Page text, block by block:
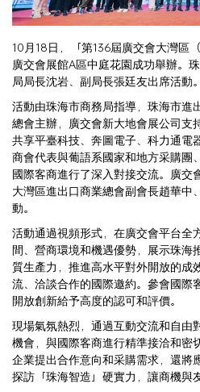
10月18日，「第136屆廣交會大灣區
廣交會展館A區中庭花園成功舉辦。
局局長沈岩、副局長張廷友出席活動。
活動由珠海市商務局指導，珠海市進
總會主辦，廣交會新大地會展公司支
共享平臺科技、奔圖電子、科力通電
商會代表與葡語系國家和地方采購團
國際客商進行了深入對接交流。廣交
大灣區進出口商業總會副會長趙華中
動。
活動通過視頻形式，在廣交會平台全
間、營商環境和機遇優勢，展示珠海
質生產力，推進高水平對外開放的成
流、洽談合作的國際邀約。參會國際
開放創新給予高度的認可和評價。
現場氣氛熱烈，通過互動交流和自由
機會，與國際客商進行精準接洽和密
企業提出合作意向和采購需求，還將
探訪「珠海智造」硬實力，讓商機與